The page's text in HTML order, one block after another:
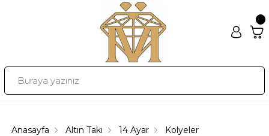
Anasayfa Altın Takı 14 Ayar
Kolyeler